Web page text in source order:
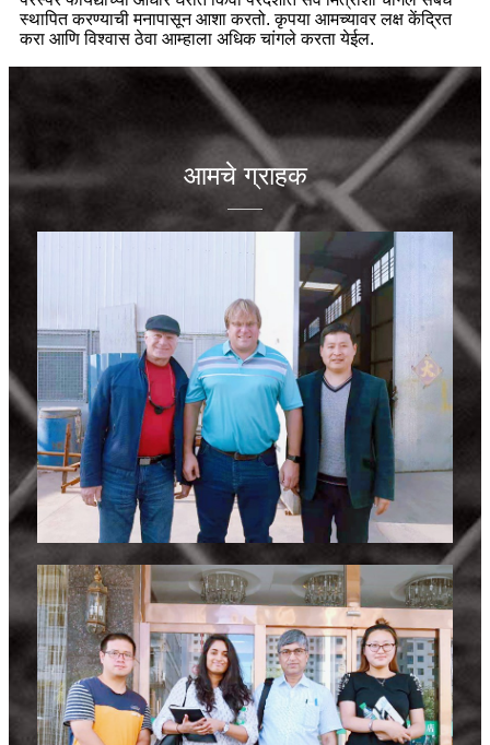
स्थापित करण्याची मनापासून आशा करतो. कृपया आमच्यावर लक्ष केंद्रित
करा आणि विश्वास ठेवा आम्हाला अधिक चांगले करता येईल.
आमचे ग्राहक